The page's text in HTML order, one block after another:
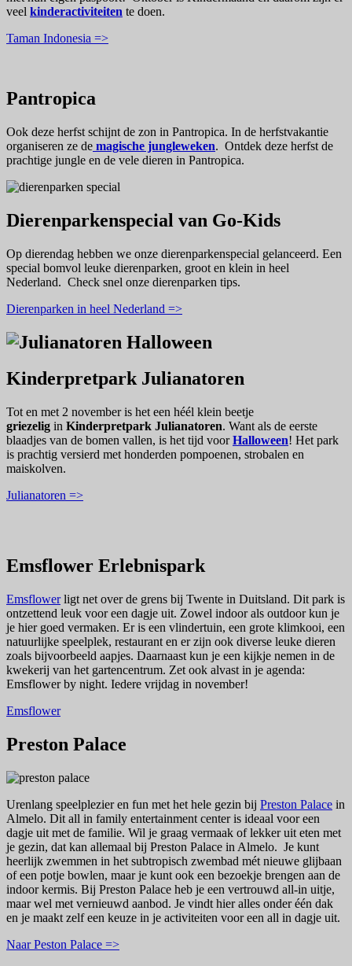
veel kinderactiviteiten te doen.
Taman Indonesia =>
Pantropica
Ook deze herfst schijnt de zon in Pantropica. In de herfstvakantie
organiseren ze de magische jungleweken. Ontdek deze herfst de
prachtige jungle en de vele dieren in Pantropica.
Dierenparkenspecial van Go-Kids
Op dierendag hebben we onze dierenparkenspecial gelanceerd. Een
special bomvol leuke dierenparken, groot en klein in heel
Nederland. Check snel onze dierenparken tips.
Dierenparken in heel Nederland =>
Kinderpretpark Julianatoren
Tot en met 2 november is het een héél klein beetje
griezelig in Kinderpretpark Julianatoren. Want als de eerste
blaadjes van de bomen vallen, is het tijd voorHalloween! Het park
is prachtig versierd met honderden pompoenen, strobalen en
maiskolven.
Julianatoren =>
Emsflower Erlebnispark
Emsflowerligt net over de grens bij Twente in Duitsland. Dit park is
ontzettend leuk voor een dagje uit. Zowel indoor als outdoor kun je
je hier goed vermaken. Er is een vlindertuin, een grote klimkooi, een
natuurlijke speelplek, restaurant en er zijn ook diverse leuke dieren
zoals bijvoorbeeld aapjes. Daarnaast kun je een kijkje nemen in de
kwekerij van het gartencentrum. Zet ook alvast in je agenda:
Emsflower by night. Iedere vrijdag in november!
Emsflower
Preston Palace
Urenlang speelplezier en fun met het hele gezin bij Preston Palace in
Almelo. Dit all in family entertainment center is ideaal voor een
dagje uit met de familie. Wil je graag vermaak of lekker uit eten met
je gezin, dat kan allemaal bij Preston Palace in Almelo. Je kunt
heerlijk zwemmen in het subtropisch zwembad mét nieuwe glijbaan
of een potje bowlen, maar je kunt ook een bezoekje brengen aan de
indoor kermis. Bij Preston Palace heb je een vertrouwd all-in uitje,
maar wel met vernieuwd aanbod. Je vindt hier alles onder één dak
en je maakt zelf een keuze in je activiteiten voor een all in dagje uit.
Naar Peston Palace =>